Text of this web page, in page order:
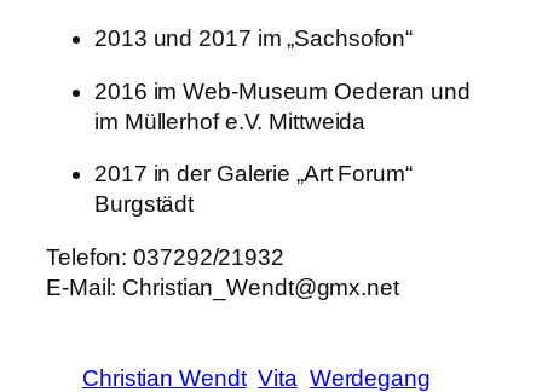
2013 und 2017 im „Sachsofon“
2016 im Web-Museum Oederan und
im Müllerhof e.V. Mittweida
2017 in der Galerie „Art Forum“
Burgstädt
Telefon: 037292/21932
E-Mail: Christian_Wendt@gmx.net
Christian Wendt Vita Werdegang